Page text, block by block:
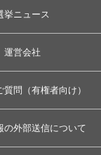
挙ニュース
運営会社
質問（有権者向け）
の外部送信について